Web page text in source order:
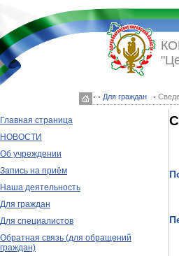
◦ ◦ Для граждан ◦
Главная страница
НОВОСТИ
Об учреждении
Запись на приём
Наша деятельность
Для граждан
Для специалистов
Обратная связь (для обращений
граждан)